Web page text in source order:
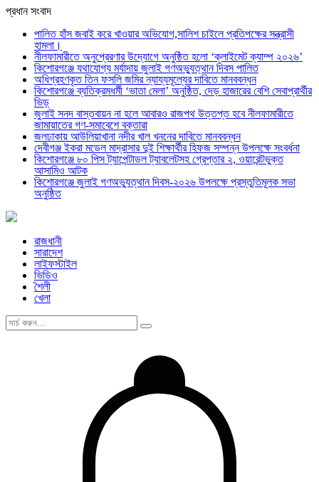
প্রধান সংবাদ
পালিত হাঁস জবাই করে খাওয়ার অভিযোগ,সালিশ চাইলে প্রতিপক্ষের সন্ত্রাসী
হামলা।
নীলফামারীতে অনুপ্রেরণার উদ্যোগে অনুষ্ঠিত হলো ‘ক্লাইমেট ক্যাম্প ২০২৬’
কিশোরগঞ্জে যথাযোগ্য মর্যাদায় জুলাই গণঅভ্যুত্থান দিবস পালিত
অধিগ্রহণকৃত তিন ফসলি জমির ন্যায্যমূল্যের দাবিতে মানববন্ধন
কিশোরগঞ্জে ব্যতিক্রমধর্মী ‘ভাতা মেলা’ অনুষ্ঠিত, দেড় হাজারের বেশি সেবাপ্রার্থীর
ভিড়
জুলাই সনদ বাস্তবায়ন না হলে আবারও রাজপথ উত্তপ্ত হবে নীলফামারীতে
জামায়াতের গণ-সমাবেশে বক্তারা
জলঢাকায় আউলিয়াখানা নদীর খাল খননের দাবিতে মানববন্ধন
দেবীগঞ্জ ইকরা মডেল মাদ্রাসার দুই শিক্ষার্থীর হিফজ সম্পন্ন উপলক্ষে সংবর্ধনা
কিশোরগঞ্জে ৮০ পিস ট্যাপেন্টাডল ট্যাবলেটসহ গ্রেপ্তার ২, ওয়ারেন্টভুক্ত
আসামিও আটক
কিশোরগঞ্জে জুলাই গণঅভ্যুত্থান দিবস-২০২৬ উপলক্ষে প্রস্তুতিমূলক সভা
অনুষ্ঠিত
রাজধানী
সারাদেশ
লাইফস্টাইল
ভিডিও
শৈলী
খেলা